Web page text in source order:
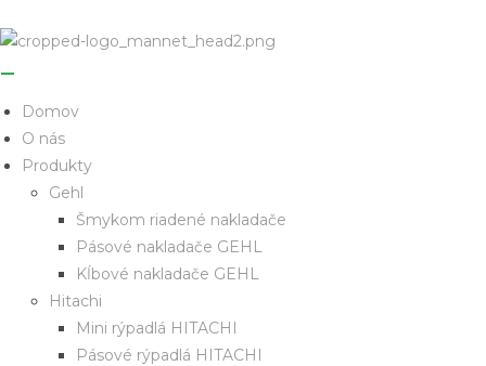
Domov
O nás
Produkty
Gehl
Šmykom riadené nakladače
Pásové nakladače GEHL
Kĺbové nakladače GEHL
Hitachi
Mini rýpadlá HITACHI
Pásové rýpadlá HITACHI